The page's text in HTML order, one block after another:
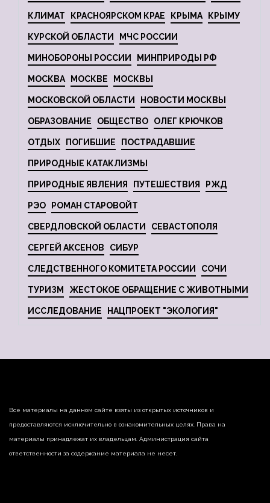
КЛИМАТ КРАСНОЯРСКОМ КРАЕ КРЫМА КРЫМУ
КУРСКОЙ ОБЛАСТИ МЧС РОССИИ
МИНОБОРОНЫ РОССИИ МИНПРИРОДЫ РФ
МОСКВА МОСКВЕ МОСКВЫ
МОСКОВСКОЙ ОБЛАСТИ НОВОСТИ МОСКВЫ
ОБРАЗОВАНИЕ ОБЩЕСТВО ОЛЕГ КРЮЧКОВ
ОТДЫХ ПОГИБШИЕ ПОСТРАДАВШИЕ
ПРИРОДНЫЕ КАТАКЛИЗМЫ
ПРИРОДНЫЕ ЯВЛЕНИЯ ПУТЕШЕСТВИЯ РЖД
РЭО РОМАН СТАРОВОЙТ
СВЕРДЛОВСКОЙ ОБЛАСТИ СЕВАСТОПОЛЯ
СЕРГЕЙ АКСЕНОВ СИБУР
СЛЕДСТВЕННОГО КОМИТЕТА РОССИИ СОЧИ
ТУРИЗМ ЖЕСТОКОЕ ОБРАЩЕНИЕ С ЖИВОТНЫМИ
ИССЛЕДОВАНИЕ НАЦПРОЕКТ "ЭКОЛОГИЯ"
Все материалы на данном сайте взяты из открытых источников и
предоставляются исключительно в ознакомительных целях. Права на
материалы принадлежат их владельцам. Администрация сайта
ответственности за содержание материала не несет.